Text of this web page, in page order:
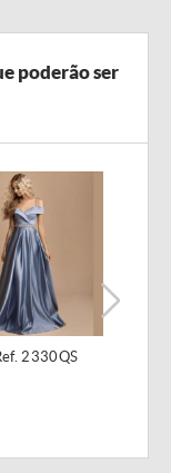
poderão ser
2330QS